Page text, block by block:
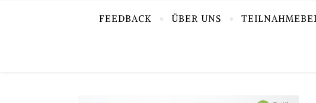
FEEDBACK ÜBER UNS